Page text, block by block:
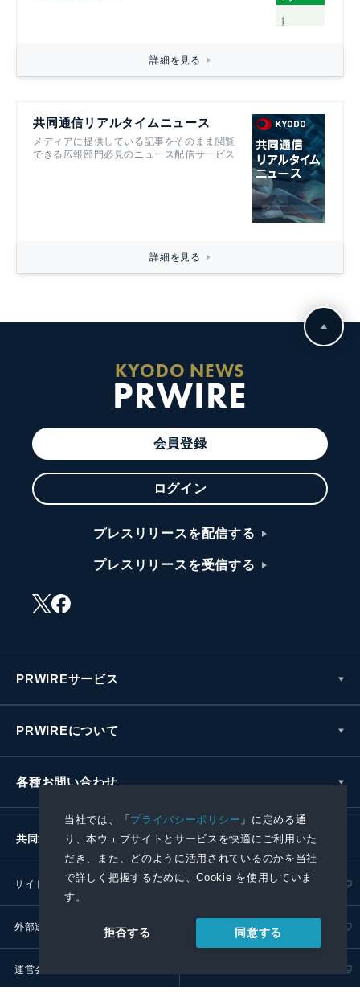
当社では、「プライバシーポリシー 」に定める通
り、本ウェブサイトとサービスを快適にご利用いた
だき、また、どのように活用されているのかを当社
で詳しく把握するために、Cookie を使用していま
す。
拒否する 同意する
詳細を見る
共同通信リアルタイムニュース
メディアに提供している記事をそのまま閲覧
できる広報部門必見のニュース配信サービス
詳細を見る
KYODO NEWS
PRWIRE
会員登録
ログイン
プレスリリースを配信する
プレスリリースを受信する
PRWIREサービス
PRWIREについて
各種お問い合わせ
共同通信社グループ
サイトポリシー プライバシーポリシー
外部送信ポリシー プレスリリース取扱基準
運営会社